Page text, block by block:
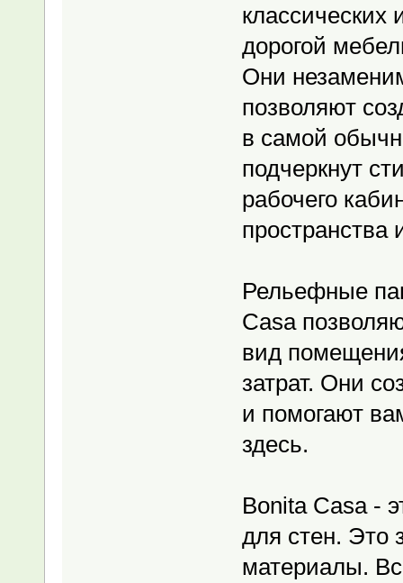
классических
дорогой
Они
позволяют
в самой
подчеркнут
рабочего
пространства
Рельефные
Casa
вид
затрат. Они
и помогают
здесь.
Bonita Casa -
для стен. Это
материалы.